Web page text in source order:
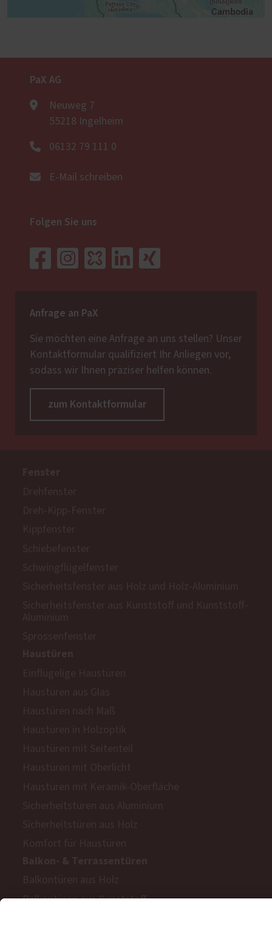
PaX AG
Neuweg 7
55218 Ingelheim
06132 79 111 0
E-Mail schreiben
Folgen Sie uns
Anfrage an PaX
Sie möchten eine Anfrage an uns stellen? Unser
Kontaktformular qualifiziert Ihr Anliegen vor,
sodass wir Ihnen präziser helfen können.
zum Kontaktformular
Balkontüren aus Kunststoff